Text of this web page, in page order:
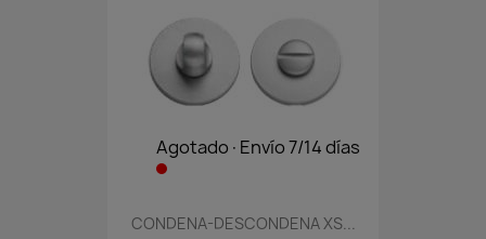
Agotado·Envío 7/14 días
CONDENA-DESCONDENA XS...